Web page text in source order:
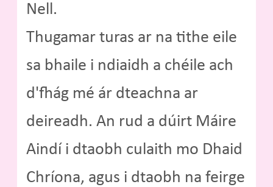
Nell.
Thugamar turas ar na tithe eile
sa bhaile i ndiaidh a chéile ach
d'fhág mé ár dteachna ar
deireadh. An rud a dúirt Máire
Aindí i dtaobh culaith mo Dhaid
Chríona, agus i dtaobh na feirge